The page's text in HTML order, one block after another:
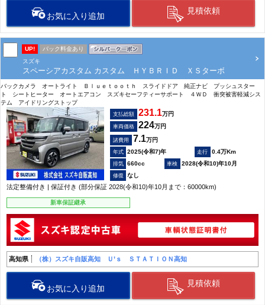
お気に入り追加
見積依頼
UP!
パック料金あり
スズキ
スペーシアカスタム カスタム ＨＹＢＲＩＤ ＸＳターボ
バックカメラ オートライト Ｂｌｕｅｔｏｏｔｈ スライドドア 純正ナビ プッシュスター
ト シートヒーター オートエアコン スズキセーフティーサポート ４ＷＤ 衝突被害軽減シス
テム アイドリングストップ
支払総額 231.1万円
車両価格 224万円
諸費用 7.1万円
2025(令和7)年
0.4万Km
660cc
2028(令和10)年10月
なし
法定整備付き | 保証付き (部分保証 2028(令和10)年10月まで：60000km)
新車保証継承
高知県 （株）スズキ自販高知 Ｕ’ｓ ＳＴＡＴＩＯＮ高知
お気に入り追加
見積依頼